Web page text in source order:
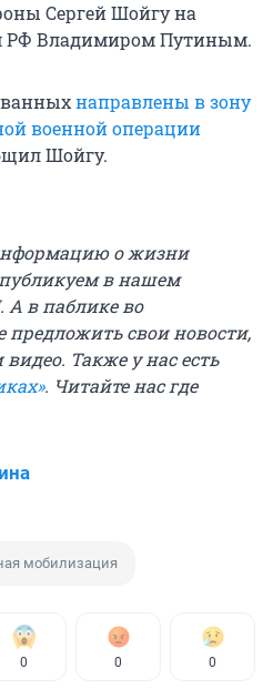
Сергей Шойгу на
РФ Владимиром Путиным.
направлены в зону
военной операции
Шойгу.
о жизни
в нашем
А в паблике во
предложить свои новости,
Также у нас есть
. Читайте нас где
мобилизация
0 0 0